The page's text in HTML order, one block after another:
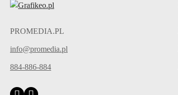
PROMEDIA.PL
info@promedia.pl
884-886-884